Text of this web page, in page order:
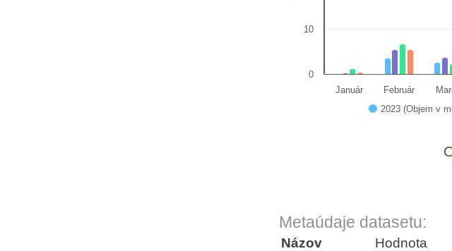
2023 (Objem v
Január Február
0
10
Metaúdaje datasetu:
Názov
Hodnota